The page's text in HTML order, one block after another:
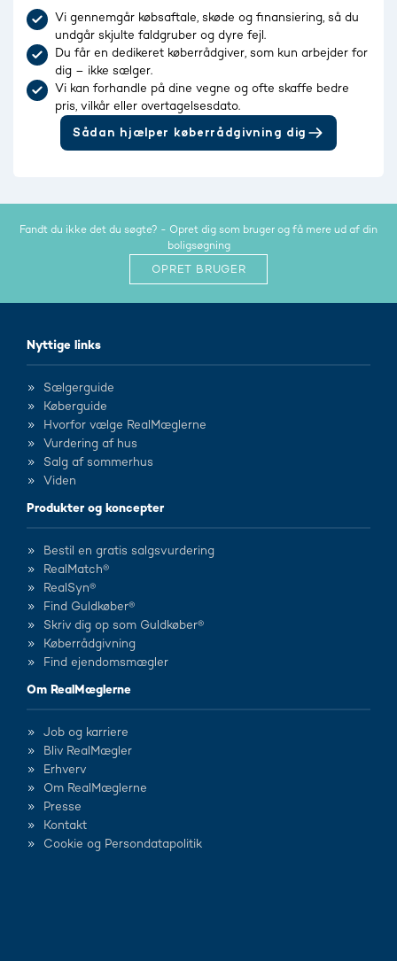
Vi gennemgår købsaftale, skøde og finansiering, så du
undgår skjulte faldgruber og dyre fejl.
Du får en dedikeret køberrådgiver, som kun arbejder for
dig – ikke sælger.
Vi kan forhandle på dine vegne og ofte skaffe bedre
pris, vilkår eller overtagelsesdato.
Sådan hjælper køberrådgivning dig
Fandt du ikke det du søgte? - Opret dig som bruger og få mere ud af din
boligsøgning
OPRET BRUGER
Nyttige links
Sælgerguide
Køberguide
Hvorfor vælge RealMæglerne
Vurdering af hus
Salg af sommerhus
Viden
Produkter og koncepter
Bestil en gratis salgsvurdering
RealMatch®
RealSyn®
Find Guldkøber®
Skriv dig op som Guldkøber®
Køberrådgivning
Find ejendomsmægler
Om RealMæglerne
Job og karriere
Bliv RealMægler
Erhverv
Om RealMæglerne
Presse
Kontakt
Cookie og Persondatapolitik